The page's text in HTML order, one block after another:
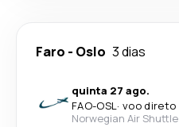
Faro - Oslo 3 dias
quinta 27 ago.
FAO-OSL· voo direto
Norwegian Air Shuttle